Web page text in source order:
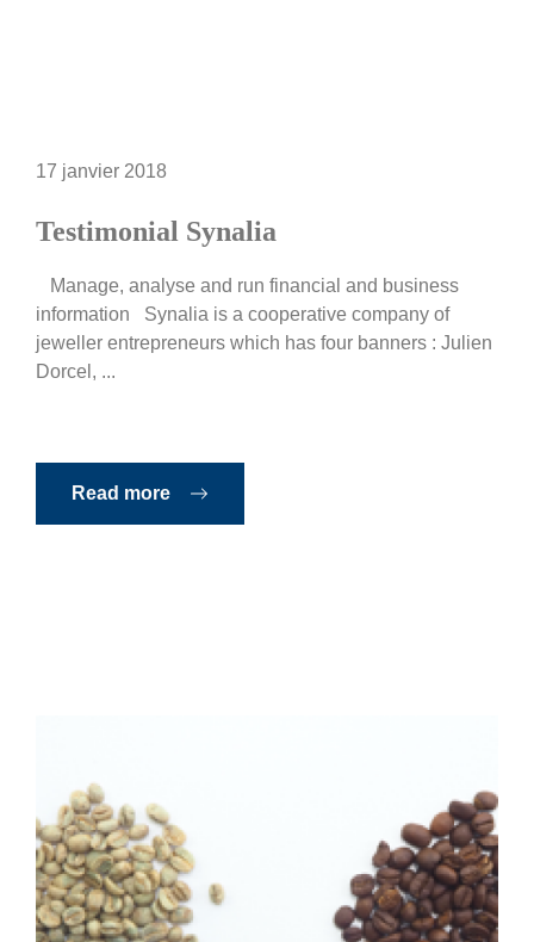
17 janvier 2018
Testimonial Synalia
Manage, analyse and run financial and business
information Synalia is a cooperative company of
jeweller entrepreneurs which has four banners : Julien
Dorcel, ...
Read more